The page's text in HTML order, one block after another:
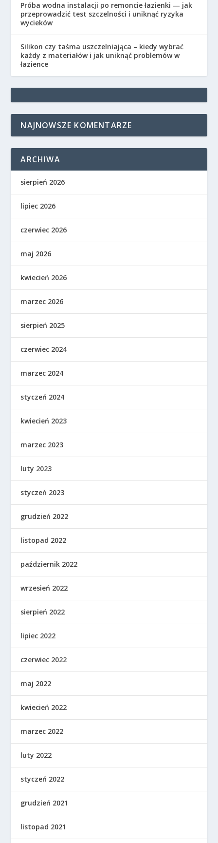
Próba wodna instalacji po remoncie łazienki — jak
przeprowadzić test szczelności i uniknąć ryzyka
wycieków
Silikon czy taśma uszczelniająca – kiedy wybrać
każdy z materiałów i jak uniknąć problemów w
łazience
NAJNOWSZE KOMENTARZE
ARCHIWA
sierpień 2026
lipiec 2026
czerwiec 2026
maj 2026
kwiecień 2026
marzec 2026
sierpień 2025
czerwiec 2024
marzec 2024
styczeń 2024
kwiecień 2023
marzec 2023
luty 2023
styczeń 2023
grudzień 2022
listopad 2022
październik 2022
wrzesień 2022
sierpień 2022
lipiec 2022
czerwiec 2022
maj 2022
kwiecień 2022
marzec 2022
luty 2022
styczeń 2022
grudzień 2021
listopad 2021